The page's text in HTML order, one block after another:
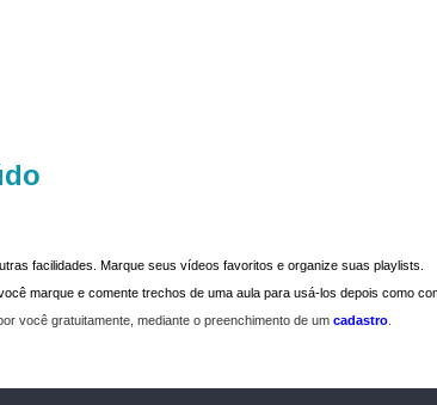
facilidades. Marque seus vídeos favoritos e organize suas playlists.
marque e comente trechos de uma aula para usá-los depois como
você gratuitamente, mediante o preenchimento de um cadastro